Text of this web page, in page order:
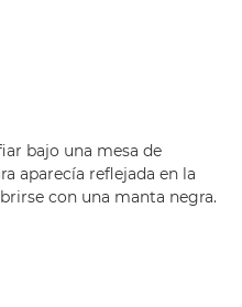
bajo una mesa de
aparecía reflejada en la
con una manta negra.